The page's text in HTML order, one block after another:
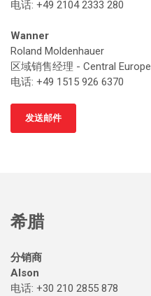
电话: +49 2104 2333 280
Wanner
Roland Moldenhauer
区域销售经理 - Central Europe
电话: +49 1515 926 6370
发送邮件
希腊
分销商
Alson
电话: +30 210 2855 878